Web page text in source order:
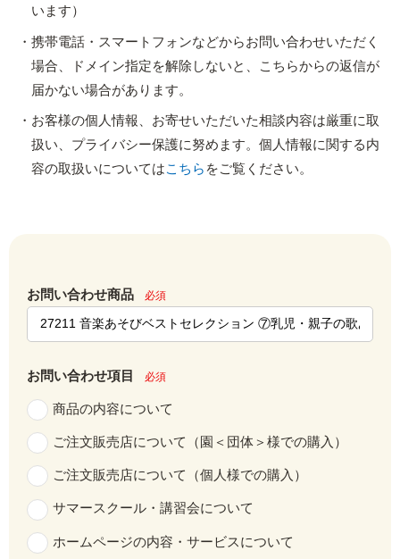
います）
携帯電話・スマートフォンなどからお問い合わせいただく
場合、ドメイン指定を解除しないと、こちらからの返信が
届かない場合があります。
お客様の個人情報、お寄せいただいた相談内容は厳重に取
扱い、プライバシー保護に努めます。個人情報に関する内
容の取扱いについてはこちら をご覧ください。
お問い合わせ商品 必須
お問い合わせ項目 必須
商品の内容について
ご注文販売店について（園＜団体＞様での購入）
ご注文販売店について（個人様での購入）
サマースクール・講習会について
ホームページの内容・サービスについて